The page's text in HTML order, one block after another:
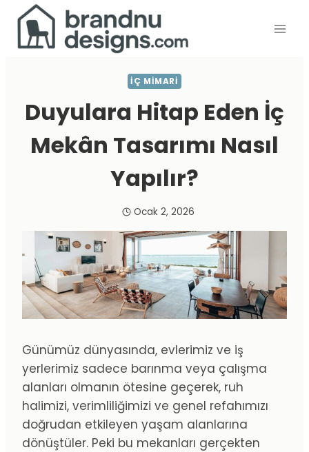
content
İÇ MIMARI
Duyulara Hitap Eden İç
Mekân Tasarımı Nasıl
Yapılır?
Ocak 2, 2026
Günümüz dünyasında, evlerimiz ve iş
yerlerimiz sadece barınma veya çalışma
alanları olmanın ötesine geçerek, ruh
halimizi, verimliliğimizi ve genel refahımızı
doğrudan etkileyen yaşam alanlarına
dönüştüler. Peki bu mekanları gerçekten